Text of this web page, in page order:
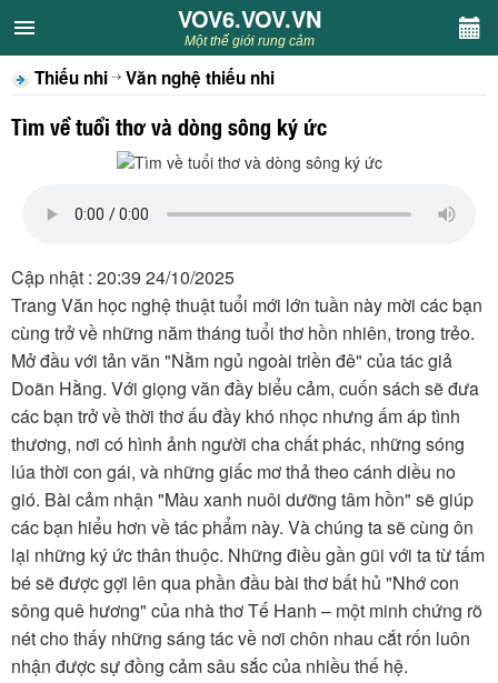
VOV6.VOV.VN
CHUYÊN MỤC
Khách VOV6
Sân khấu
Thiếu nhi
Kết nối VOV6
TÌM KIẾM
Vận hành bởi QI Corp
VOV6.VOV.VN
Một thế giới rung cảm
Thiếu nhi Văn nghệ thiếu nhi
Tìm về tuổi thơ và dòng sông ký ức
Cập nhật : 20:39 24/10/2025
Trang Văn học nghệ thuật tuổi mới lớn tuần này mời các bạn
cùng trở về những năm tháng tuổi thơ hồn nhiên, trong trẻo.
Mở đầu với tản văn "Nằm ngủ ngoài triền đê" của tác giả
Doãn Hằng. Với giọng văn đầy biểu cảm, cuốn sách sẽ đưa
các bạn trở về thời thơ ấu đầy khó nhọc nhưng ấm áp tình
thương, nơi có hình ảnh người cha chất phác, những sóng
lúa thời con gái, và những giấc mơ thả theo cánh diều no
gió. Bài cảm nhận "Màu xanh nuôi dưỡng tâm hồn" sẽ giúp
các bạn hiểu hơn về tác phẩm này. Và chúng ta sẽ cùng ôn
lại những ký ức thân thuộc. Những điều gần gũi với ta từ tấm
bé sẽ được gợi lên qua phần đầu bài thơ bất hủ "Nhớ con
sông quê hương" của nhà thơ Tế Hanh – một minh chứng rõ
nét cho thấy những sáng tác về nơi chôn nhau cắt rốn luôn
nhận được sự đồng cảm sâu sắc của nhiều thế hệ.